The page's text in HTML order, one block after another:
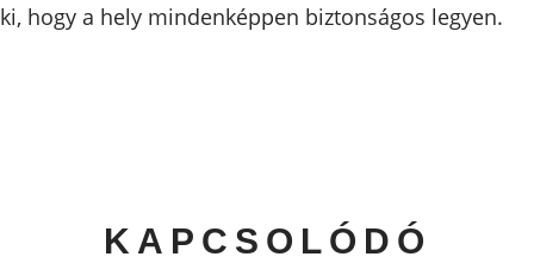
ki, hogy a hely mindenképpen biztonságos legyen.
KAPCSOLÓDÓ